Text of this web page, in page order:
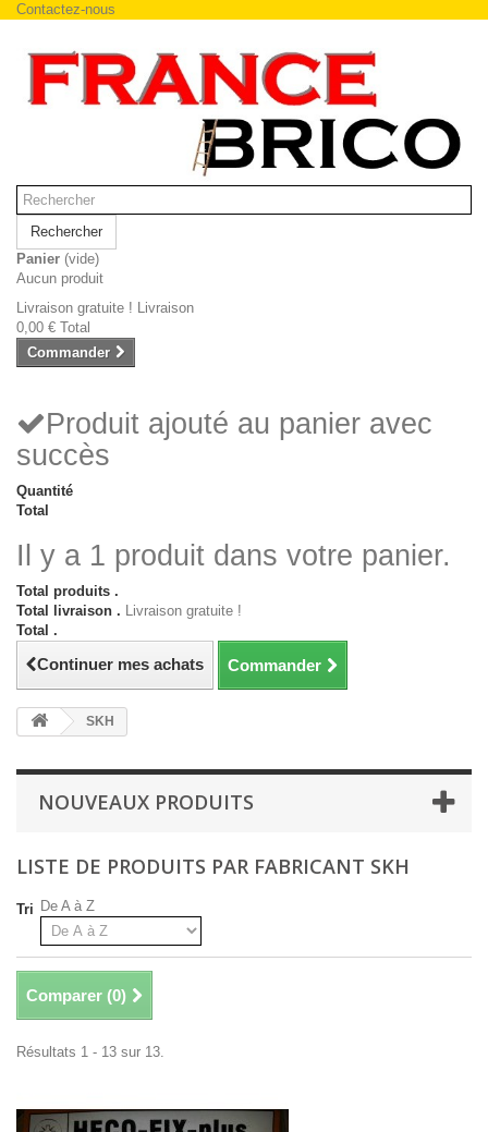
Contactez-nous
Rechercher
Panier (vide)
Aucun produit
Livraison gratuite ! Livraison
0,00 € Total
Commander
Produit ajouté au panier avec
succès
Quantité
Total
Il y a 1 produit dans votre panier.
Total produits .
Total livraison . Livraison gratuite !
Total .
Continuer mes achats Commander
SKH
NOUVEAUX PRODUITS
LISTE DE PRODUITS PAR FABRICANT SKH
Tri De A à Z
Comparer (0)
Résultats 1 - 13 sur 13.